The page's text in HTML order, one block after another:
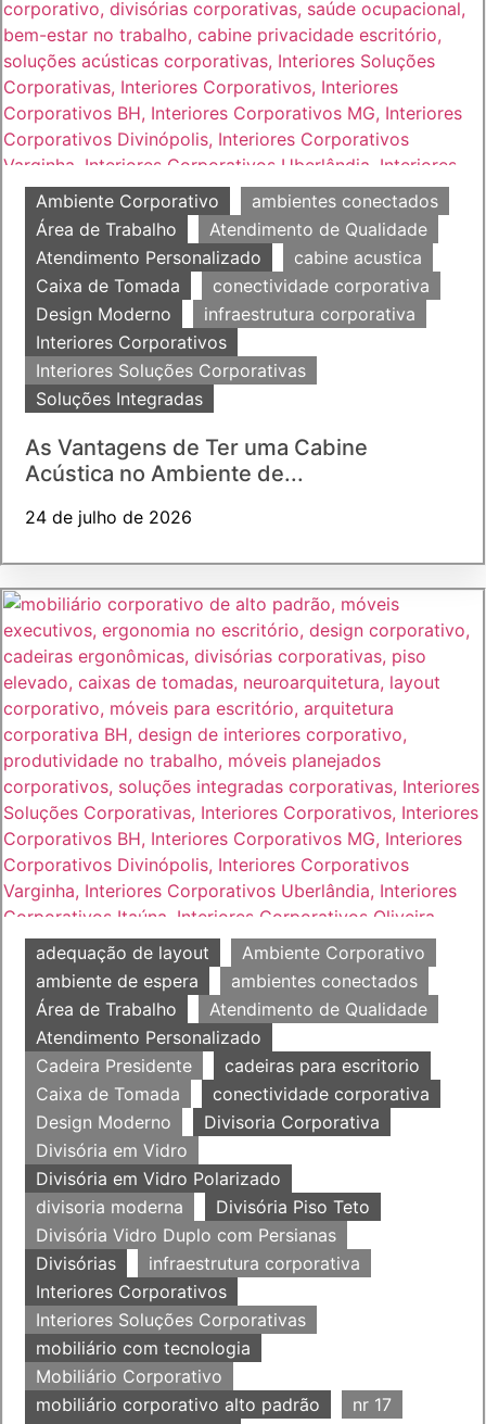
Ambiente Corporativo
ambientes conectados
Área de Trabalho
Atendimento de Qualidade
Atendimento Personalizado
cabine acustica
Caixa de Tomada
conectividade corporativa
Design Moderno
infraestrutura corporativa
Interiores Corporativos
Interiores Soluções Corporativas
Soluções Integradas
As Vantagens de Ter uma Cabine
Acústica no Ambiente de...
24 de julho de 2026
adequação de layout
Ambiente Corporativo
ambiente de espera
ambientes conectados
Área de Trabalho
Atendimento de Qualidade
Atendimento Personalizado
Cadeira Presidente
cadeiras para escritorio
Caixa de Tomada
conectividade corporativa
Design Moderno
Divisoria Corporativa
Divisória em Vidro
Divisória em Vidro Polarizado
divisoria moderna
Divisória Piso Teto
Divisória Vidro Duplo com Persianas
Divisórias
infraestrutura corporativa
Interiores Corporativos
Interiores Soluções Corporativas
mobiliário com tecnologia
Mobiliário Corporativo
mobiliário corporativo alto padrão
nr 17